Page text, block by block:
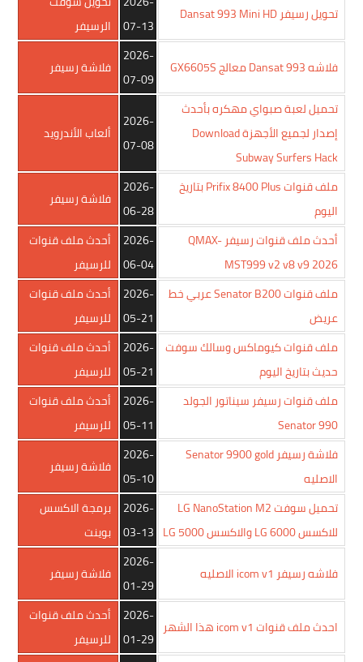
تحويل رسيفر Dansat 993 Mini HD
07-13
الرسيفر
فلاشه Dansat 993 معالج GX6605S
2026-
07-09
فلاشة رسيفر
تحميل لعبة صبواي مهكره بأحدث
إصدار لجميع الأجهزة Download
Subway Surfers Hack
2026-
07-08
ألعاب الأندرويد
ملف قنوات Prifix 8400 Plus بتاريخ
اليوم
2026-
06-28
فلاشة رسيفر
أحدث ملف قنوات رسيفر QMAX-
MST999 v2 v8 v9 2026
2026-
06-04
أحدث ملف قنوات
للرسيفر
ملف قنوات Senator B200 عربي خط
عريض
2026-
05-21
أحدث ملف قنوات
للرسيفر
ملف قنوات كيوماكس وسالك سوفت
حديث بتاريخ اليوم
2026-
05-21
أحدث ملف قنوات
للرسيفر
ملف قنوات رسيفر سيناتور الجولد
Senator 990
2026-
05-11
أحدث ملف قنوات
للرسيفر
فلاشة رسيفر Senator 9900 gold
الاصليه
2026-
05-10
فلاشة رسيفر
تحميل سوفت LG NanoStation M2
للاكسس LG 6000 والاكسس LG 5000
2026-
03-13
برمجة الاكسس
بوينت
فلاشه رسيفر icom v1 الاصليه
2026-
01-29
فلاشة رسيفر
احدث ملف قنوات icom v1 هذا الشهر
2026-
01-29
أحدث ملف قنوات
للرسيفر